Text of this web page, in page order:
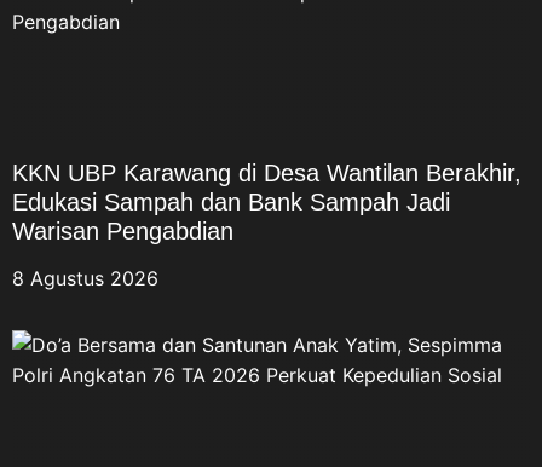
KKN UBP Karawang di Desa Wantilan Berakhir,
Edukasi Sampah dan Bank Sampah Jadi
Warisan Pengabdian
8 Agustus 2026